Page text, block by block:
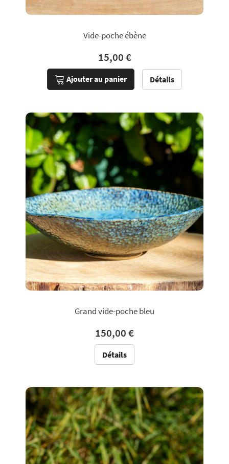
Vide-poche ébène
15,00 €
Ajouter au panier Détails
Grand vide-poche bleu
150,00 €
Détails